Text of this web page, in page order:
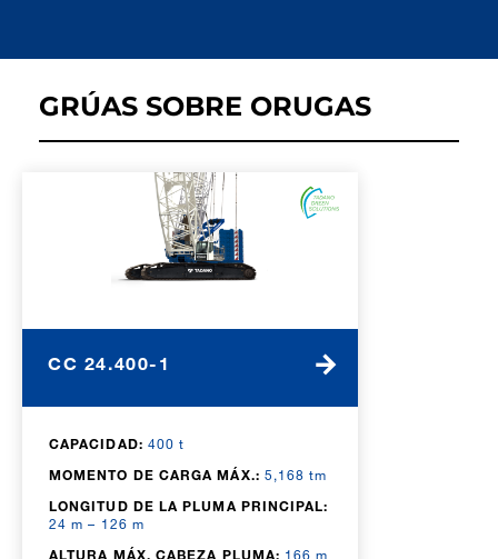
GRÚAS SOBRE ORUGAS
CC 24.400-1
CAPACIDAD: 400 t
MOMENTO DE CARGA MÁX.: 5,168 tm
LONGITUD DE LA PLUMA PRINCIPAL:
24 m – 126 m
ALTURA MÁX. CABEZA PLUMA: 166 m